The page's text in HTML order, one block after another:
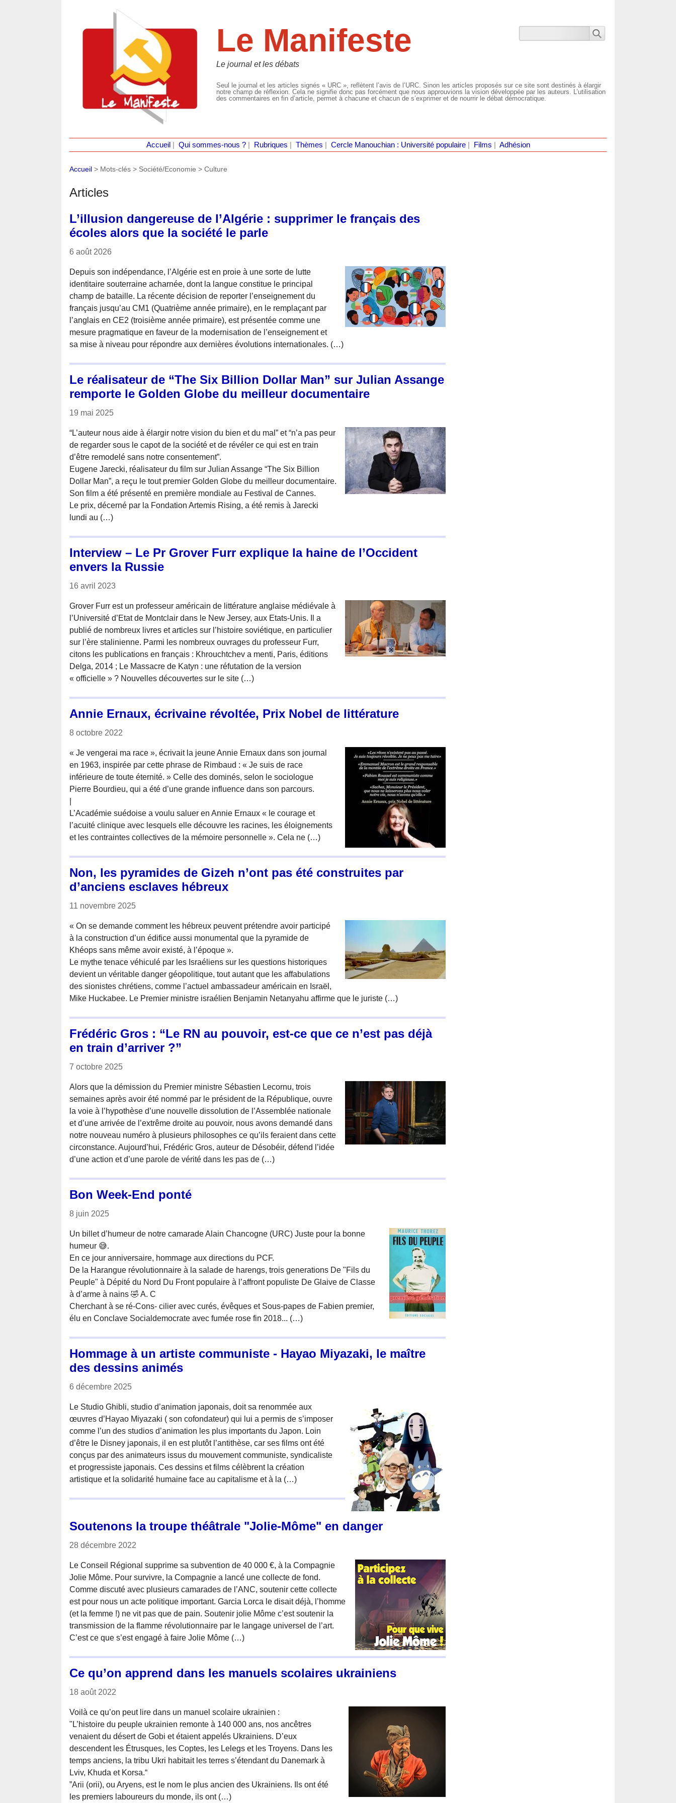
Le Manifeste
Le journal et les débats
Seul le journal et les articles signés « URC », reflètent l’avis de l’URC. Sinon les articles proposés sur ce site sont destinés à élargir
notre champ de réflexion. Cela ne signifie donc pas forcément que nous approuvions la vision développée par les auteurs. L’utilisation
des commentaires en fin d’article, permet à chacune et chacun de s’exprimer et de nourrir le débat démocratique.
Accueil Qui sommes-nous ?| Rubriques Thèmes Cercle Manouchian : Université populaire| Films Adhésion
Accueil > Mots-clés > Société/Economie > Culture
Articles
L’illusion dangereuse de l’Algérie : supprimer le français des
écoles alors que la société le parle
6 août 2026
Depuis son indépendance, l’Algérie est en proie à une sorte de lutte
identitaire souterraine acharnée, dont la langue constitue le principal
champ de bataille. La récente décision de reporter l’enseignement du
français jusqu’au CM1 (Quatrième année primaire), en le remplaçant par
l’anglais en CE2 (troisième année primaire), est présentée comme une
mesure pragmatique en faveur de la modernisation de l’enseignement et
sa mise à niveau pour répondre aux dernières évolutions internationales. (…)
Le réalisateur de “The Six Billion Dollar Man” sur Julian Assange
remporte le Golden Globe du meilleur documentaire
19 mai 2025
“L’auteur nous aide à élargir notre vision du bien et du mal” et “n’a pas peur
de regarder sous le capot de la société et de révéler ce qui est en train
d’être remodelé sans notre consentement”.
Eugene Jarecki, réalisateur du film sur Julian Assange “The Six Billion
Dollar Man”, a reçu le tout premier Golden Globe du meilleur documentaire.
Son film a été présenté en première mondiale au Festival de Cannes.
Le prix, décerné par la Fondation Artemis Rising, a été remis à Jarecki
lundi au (…)
Interview – Le Pr Grover Furr explique la haine de l’Occident
envers la Russie
16 avril 2023
Grover Furr est un professeur américain de littérature anglaise médiévale à
l’Université d’Etat de Montclair dans le New Jersey, aux Etats-Unis. Il a
publié de nombreux livres et articles sur l’histoire soviétique, en particulier
sur l’ère stalinienne. Parmi les nombreux ouvrages du professeur Furr,
citons les publications en français : Khrouchtchev a menti, Paris, éditions
Delga, 2014 ; Le Massacre de Katyn : une réfutation de la version
« officielle » ? Nouvelles découvertes sur le site (…)
Annie Ernaux, écrivaine révoltée, Prix Nobel de littérature
8 octobre 2022
« Je vengerai ma race », écrivait la jeune Annie Ernaux dans son journal
en 1963, inspirée par cette phrase de Rimbaud : « Je suis de race
inférieure de toute éternité. » Celle des dominés, selon le sociologue
Pierre Bourdieu, qui a été d’une grande influence dans son parcours.
L’Académie suédoise a voulu saluer en Annie Ernaux « le courage et
l’acuité clinique avec lesquels elle découvre les racines, les éloignements
et les contraintes collectives de la mémoire personnelle ». Cela ne (…)
Non, les pyramides de Gizeh n’ont pas été construites par
d’anciens esclaves hébreux
11 novembre 2025
« On se demande comment les hébreux peuvent prétendre avoir participé
à la construction d’un édifice aussi monumental que la pyramide de
Khéops sans même avoir existé, à l’époque ».
Le mythe tenace véhiculé par les Israéliens sur les questions historiques
devient un véritable danger géopolitique, tout autant que les affabulations
des sionistes chrétiens, comme l’actuel ambassadeur américain en Israël,
Mike Huckabee. Le Premier ministre israélien Benjamin Netanyahu affirme que le juriste (…)
Frédéric Gros : “Le RN au pouvoir, est-ce que ce n’est pas déjà
en train d’arriver ?”
7 octobre 2025
Alors que la démission du Premier ministre Sébastien Lecornu, trois
semaines après avoir été nommé par le président de la République, ouvre
la voie à l’hypothèse d’une nouvelle dissolution de l’Assemblée nationale
et d’une arrivée de l’extrême droite au pouvoir, nous avons demandé dans
notre nouveau numéro à plusieurs philosophes ce qu’ils feraient dans cette
circonstance. Aujourd’hui, Frédéric Gros, auteur de Désobéir, défend l’idée
d’une action et d’une parole de vérité dans les pas de (…)
Bon Week-End ponté
8 juin 2025
Un billet d’humeur de notre camarade Alain Chancogne (URC) Juste pour la bonne
humeur 😅.
En ce jour anniversaire, hommage aux directions du PCF.
De la Harangue révolutionnaire à la salade de harengs, trois generations De "Fils du
Peuple" à Dépité du Nord Du Front populaire à l’affront populiste De Glaive de Classe
à d’arme à nains 🤣 A. C
Cherchant à se ré-Cons- cilier avec curés, évêques et Sous-papes de Fabien premier,
élu en Conclave Socialdemocrate avec fumée rose fin 2018... (…)
Hommage à un artiste communiste - Hayao Miyazaki, le maître
des dessins animés
6 décembre 2025
Le Studio Ghibli, studio d’animation japonais, doit sa renommée aux
œuvres d’Hayao Miyazaki ( son cofondateur) qui lui a permis de s’imposer
comme l’un des studios d’animation les plus importants du Japon. Loin
d’être le Disney japonais, il en est plutôt l’antithèse, car ses films ont été
conçus par des animateurs issus du mouvement communiste, syndicaliste
et progressiste japonais. Ces dessins et films célèbrent la création
artistique et la solidarité humaine face au capitalisme et à la (…)
Soutenons la troupe théâtrale "Jolie-Môme" en danger
28 décembre 2022
Le Conseil Régional supprime sa subvention de 40 000 €, à la Compagnie
Jolie Môme. Pour survivre, la Compagnie a lancé une collecte de fond.
Comme discuté avec plusieurs camarades de l’ANC, soutenir cette collecte
est pour nous un acte politique important. Garcia Lorca le disait déjà, l’homme
(et la femme !) ne vit pas que de pain. Soutenir jolie Môme c’est soutenir la
transmission de la flamme révolutionnaire par le langage universel de l’art.
C’est ce que s’est engagé à faire Jolie Môme (…)
Ce qu’on apprend dans les manuels scolaires ukrainiens
18 août 2022
Voilà ce qu’on peut lire dans un manuel scolaire ukrainien :
"L’histoire du peuple ukrainien remonte à 140 000 ans, nos ancêtres
venaient du désert de Gobi et étaient appelés Ukrainiens. D’eux
descendent les Étrusques, les Coptes, les Lelegs et les Troyens. Dans les
temps anciens, la tribu Ukri habitait les terres s’étendant du Danemark à
Lviv, Khuda et Korsa.“
”Arii (orii), ou Aryens, est le nom le plus ancien des Ukrainiens. Ils ont été
les premiers laboureurs du monde, ils ont (…)